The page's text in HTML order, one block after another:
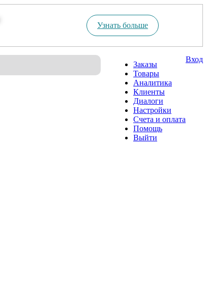
Узнать больше
Заказы
Товары
Аналитика
Клиенты
Диалоги
Настройки
Счета и оплата
Помощь
Выйти
Вход